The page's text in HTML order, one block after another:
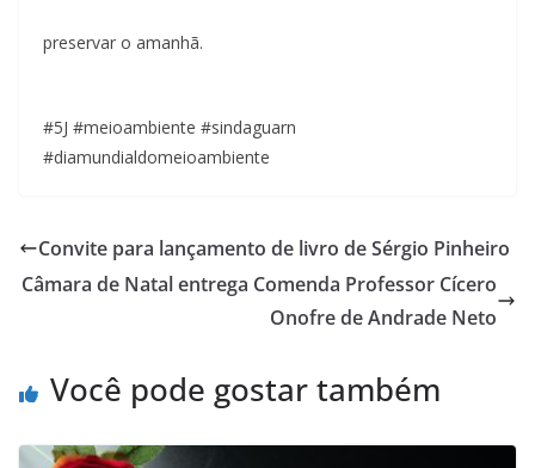
preservar o amanhã.
#5J #meioambiente #sindaguarn
#diamundialdomeioambiente
Convite para lançamento de livro de Sérgio Pinheiro
Câmara de Natal entrega Comenda Professor Cícero
Onofre de Andrade Neto
Você pode gostar também